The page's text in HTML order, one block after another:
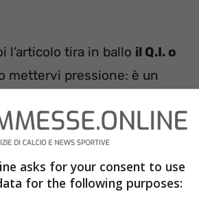
l’articolo tira in ballo il Q.I. o
mettervi pressione: è un
illustrazione c’è un volto
è quasi girato di spalle:
in dieci secondi. Pronti?
asks for your consent to use
for the following purposes: